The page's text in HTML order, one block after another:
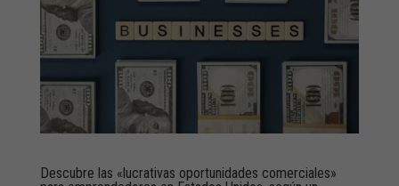
Descubre las «lucrativas oportunidades comerciales»